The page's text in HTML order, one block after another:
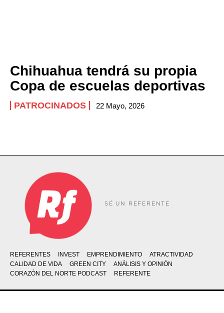
Chihuahua tendrá su propia
Copa de escuelas deportivas
PATROCINADOS 22 Mayo, 2026
SÉ UN REFERENTE
REFERENTES INVEST EMPRENDIMIENTO
ATRACTIVIDAD
CALIDAD DE VIDA
GREEN CITY
ANÁLISIS Y OPINIÓN
CORAZÓN DEL NORTE PODCAST
REFERENTE